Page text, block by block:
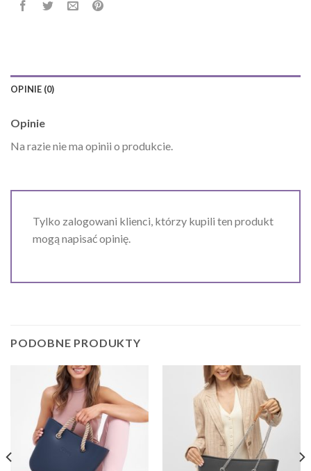
OPINIE (0)
Opinie
Na razie nie ma opinii o produkcie.
Tylko zalogowani klienci, którzy kupili ten produkt
mogą napisać opinię.
PODOBNE PRODUKTY